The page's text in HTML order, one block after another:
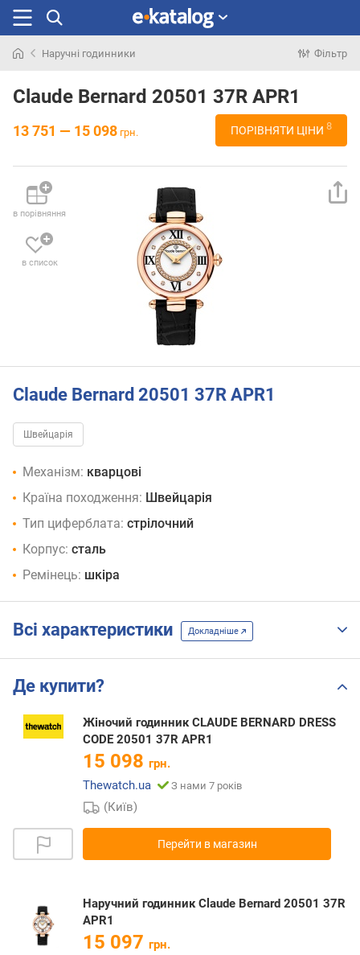
раніше
Наручні годинники Фільтр
Claude Bernard 20501 37R APR1
13 751 — 15 098 грн. ПОРІВНЯТИ ЦІНИ 8
в порівняння
в список
Claude Bernard 20501 37R APR1
Швейцарія
Механізм: кварцові
Країна походження: Швейцарія
Тип циферблата: стрілочний
Корпус: сталь
Ремінець: шкіра
Всі характеристики Докладніше
Де купити?
Жіночий годинник CLAUDE BERNARD DRESS
CODE 20501 37R APR1
15 098 грн.
Thewatch.ua
З нами 7 років
(Київ)
Перейти в магазин
Наручний годинник Claude Bernard 20501 37R
APR1
15 097 грн.